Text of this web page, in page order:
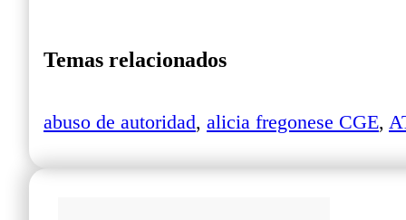
Temas relacionados
abuso de autoridad, alicia fregonese CGE,